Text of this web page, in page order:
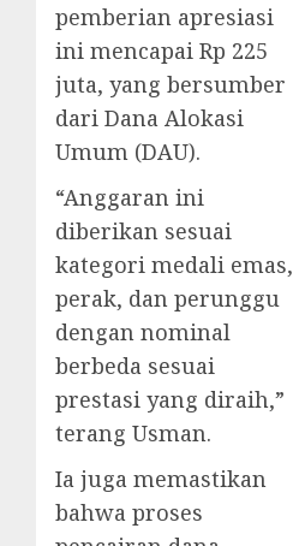
pemberian apresiasi
ini mencapai Rp 225
juta, yang bersumber
dari Dana Alokasi
Umum (DAU).
“Anggaran ini
diberikan sesuai
kategori medali emas,
perak, dan perunggu
dengan nominal
berbeda sesuai
prestasi yang diraih,”
terang Usman.
Ia juga memastikan
bahwa proses